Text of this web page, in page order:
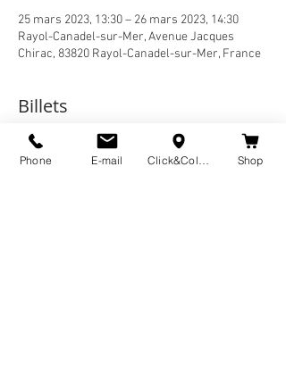
25 mars 2023, 13:30 – 26 mars 2023, 14:30
Rayol-Canadel-sur-Mer, Avenue Jacques
Chirac, 83820 Rayol-Canadel-sur-Mer, France
Billets
Vente expirée
Phone E-mail Shop